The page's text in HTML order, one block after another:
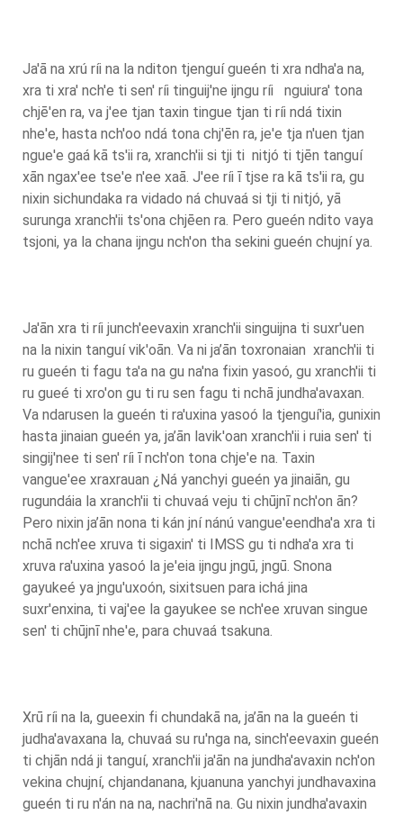
Ja'ā na xrú ríi na la nditon tjenguí gueén ti xra ndha'a na,
xra ti xra' nch'e ti sen' ríi tinguij'ne ijngu ríi nguiura' tona
chjē'en ra, va j'ee tjan taxin tingue tjan ti ríi ndá tixin
nhe'e, hasta nch'oo ndá tona chj'ēn ra, je'e tja n'uen tjan
ngue'e gaá kā ts'ii ra, xranch'ii si tji ti nitjó ti tjēn tanguí
xān ngax'ee tse'e n'ee xaā. J'ee ríi ī tjse ra kā ts'ii ra, gu
nixin sichundaka ra vidado ná chuvaá si tji ti nitjó, yā
surunga xranch'ii ts'ona chjēen ra. Pero gueén ndito vaya
tsjoni, ya la chana ijngu nch'on tha sekini gueén chujní ya.
Ja'ān xra ti ríi junch'eevaxin xranch'ii singuijna ti suxr'uen
na la nixin tanguí vik'oān. Va ni ja’ān toxronaian xranch'ii ti
ru gueén ti fagu ta'a na gu na'na fixin yasoó, gu xranch'ii ti
ru gueé ti xro'on gu ti ru sen fagu ti nchā jundha'avaxan.
Va ndarusen la gueén ti ra'uxina yasoó la tjenguí'ia, gunixin
hasta jinaian gueén ya, ja’ān lavik'oan xranch'ii i ruia sen' ti
singij'nee ti sen' ríi ī nch'on tona chje'e na. Taxin
vangue'ee xraxrauan ¿Ná yanchyi gueén ya jinaiān, gu
rugundáia la xranch'ii ti chuvaá veju ti chūjnī nch'on ān?
Pero nixin ja’ān nona ti kán jní nánú vangue'eendha'a xra ti
nchā nch'ee xruva ti sigaxin' ti IMSS gu ti ndha'a xra ti
xruva ra'uxina yasoó la je'eia ijngu jngū, jngū. Snona
gayukeé ya jngu'uxoón, sixitsuen para ichá jina
suxr'enxina, ti vaj'ee la gayukee se nch'ee xruvan singue
sen' ti chūjnī nhe'e, para chuvaá tsakuna.
Xrū ríi na la, gueexin fi chundakā na, ja’ān na la gueén ti
judha'avaxana la, chuvaá su ru'nga na, sinch'eevaxin gueén
ti chjān ndá ji tanguí, xranch'ii ja'ān na jundha'avaxin nch'on
vekina chujní, chjandanana, kjuanuna yanchyi jundhavaxina
gueén ti ru n'án na na, nachri'nā na. Gu nixin jundha'avaxin